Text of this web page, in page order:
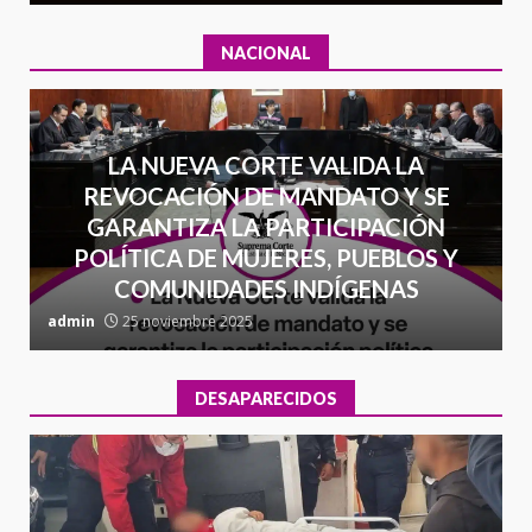
NACIONAL
LA NUEVA CORTE VALIDA LA
REVOCACIÓN DE MANDATO Y SE
GARANTIZA LA PARTICIPACIÓN
POLÍTICA DE MUJERES, PUEBLOS Y
COMUNIDADES INDÍGENAS
admin 25 noviembre 2025
DESAPARECIDOS